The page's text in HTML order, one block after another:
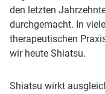
den letzten
durchgemacht. In
therapeutischen
wir heute Shiatsu.
Shiatsu wirkt